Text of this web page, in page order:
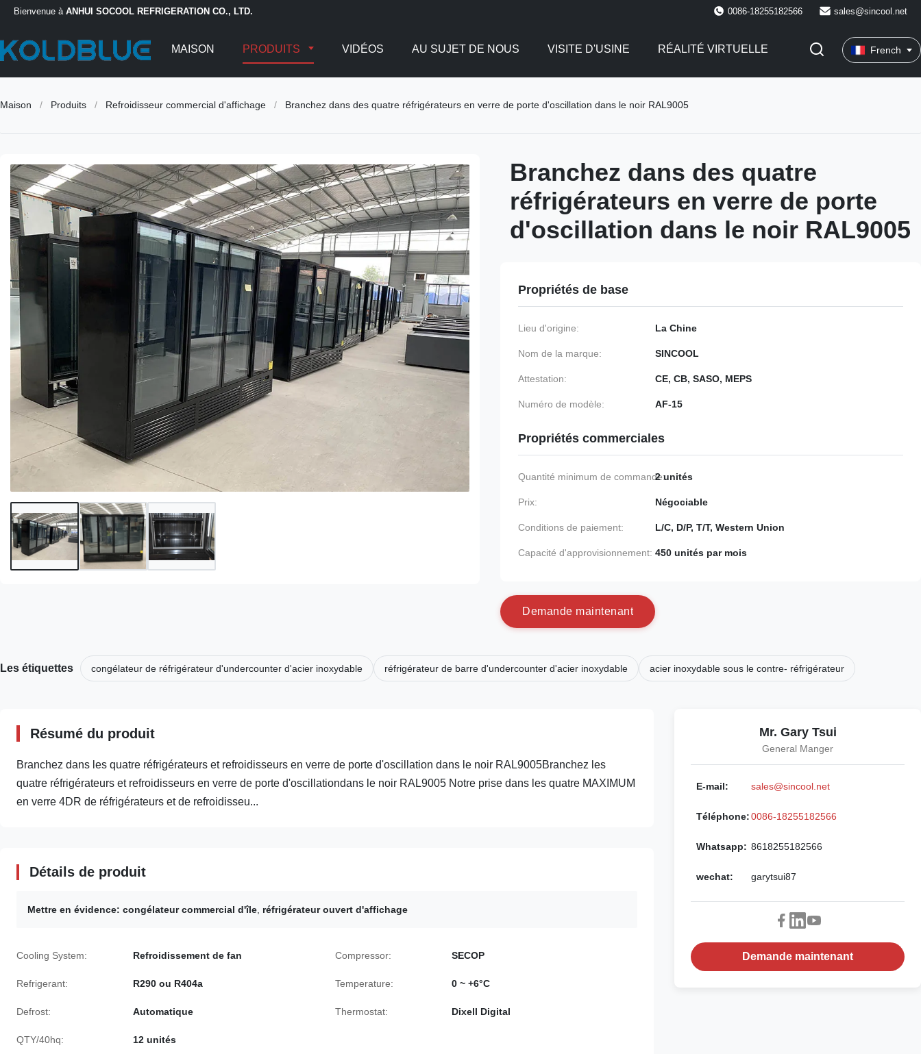
Bienvenue à ANHUI SOCOOL REFRIGERATION CO., LTD. 0086-18255182566 sales@sincool.net
MAISON PRODUITS VIDÉOS AU SUJET DE NOUS VISITE D'USINE RÉALITÉ VIRTUELLE French
Maison / Produits / Refroidisseur commercial d'affichage / Branchez dans des quatre réfrigérateurs en verre de porte d'oscillation dans le noir RAL9005
Branchez dans des quatre
réfrigérateurs en verre de porte
d'oscillation dans le noir RAL9005
Propriétés de base
Lieu d'origine: La Chine
Nom de la marque: SINCOOL
Attestation: CE, CB, SASO, MEPS
Numéro de modèle: AF-15
Propriétés commerciales
Quantité minimum de commande:2 unités
Prix: Négociable
Conditions de paiement: L/C, D/P, T/T, Western Union
Capacité d'approvisionnement: 450 unités par mois
Demande maintenant
Les étiquettes congélateur de réfrigérateur d'undercounter d'acier inoxydable réfrigérateur de barre d'undercounter d'acier inoxydable acier inoxydable sous le contre- réfrigérateur
Résumé du produit
Branchez dans les quatre réfrigérateurs et refroidisseurs en verre de porte d'oscillation dans le noir RAL9005Branchez les
quatre réfrigérateurs et refroidisseurs en verre de porte d'oscillationdans le noir RAL9005 Notre prise dans les quatre MAXIMUM
en verre 4DR de réfrigérateurs et de refroidisseu...
Détails de produit
Mettre en évidence: congélateur commercial d'île réfrigérateur ouvert d'affichage
Cooling System: Refroidissement de fan Compressor: SECOP
Refrigerant: R290 ou R404a Temperature: 0 ~ +6°C
Defrost: Automatique Thermostat: Dixell Digital
QTY/40hq: 12 unités
Mr. Gary Tsui
General Manger
E-mail: sales@sincool.net
Téléphone:0086-18255182566
Whatsapp: 8618255182566
wechat: garytsui87
Demande maintenant